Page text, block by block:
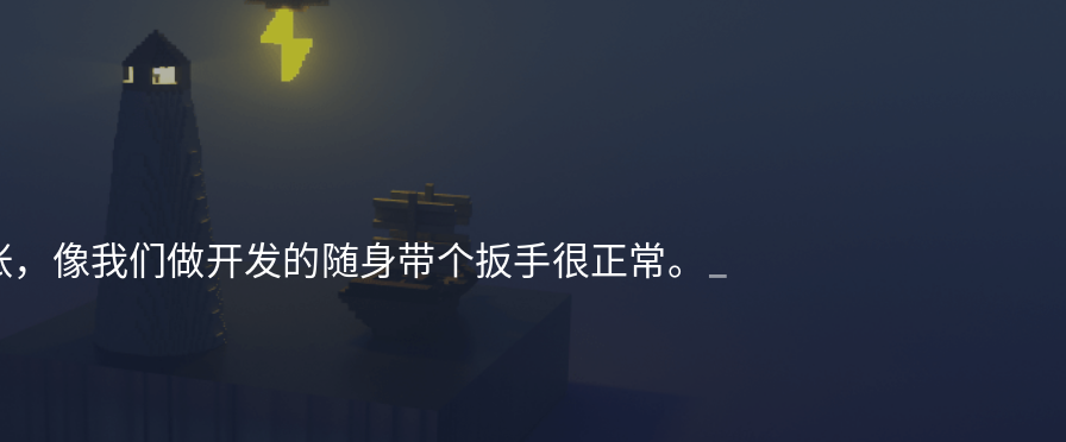
像我们做开发的随身带个扳手很正常。